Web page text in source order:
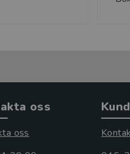
oss
oss